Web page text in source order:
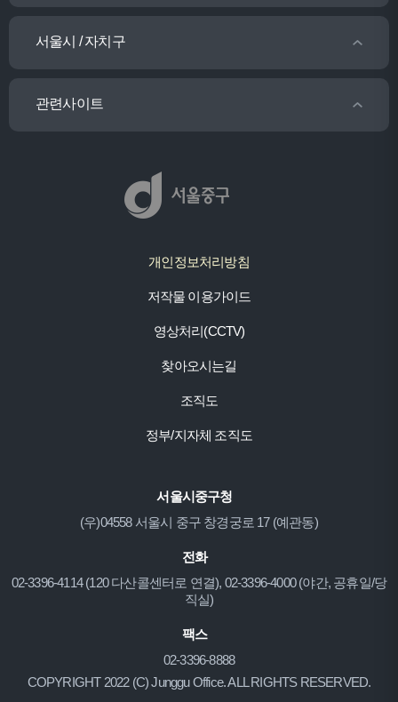
서울시 / 자치구
관련사이트
개인정보처리방침
저작물 이용가이드
영상처리(CCTV)
찾아오시는길
조직도
정부/지자체 조직도
서울시중구청
(우)04558 서울시 중구 창경궁로 17 (예관동)
전화
02-3396-4114 (120 다산콜센터로 연결), 02-3396-4000 (야간, 공휴일/당
직실)
팩스
02-3396-8888
COPYRIGHT 2022 (C) Junggu Office. ALL RIGHTS RESERVED.